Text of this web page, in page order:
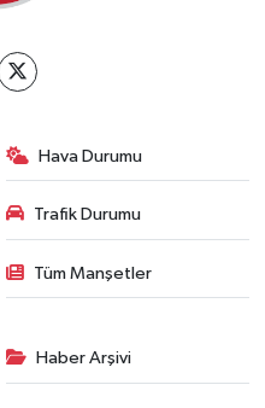
Hava Durumu
Trafik Durumu
Tüm Manşetler
Haber Arşivi